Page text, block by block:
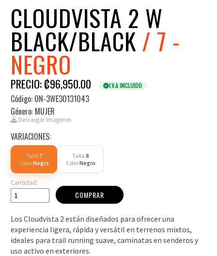
CLOUDVISTA 2 W
BLACK/BLACK/ 7 -
NEGRO
PRECIO: ₡96,950.00 I.V.A INCLUIDO
Código: ON-3WE30131043
Género: MUJER
Descargar Imagenes
VARIACIONES:
Talla 7
ColorNegro
Talla 8
ColorNegro
Cantidad:
COMPRAR
Los Cloudvista 2 están diseñados para ofrecer una
experiencia ligera, rápida y versátil en terrenos mixtos,
ideales para trail running suave, caminatas en senderos y
uso activo en exteriores.